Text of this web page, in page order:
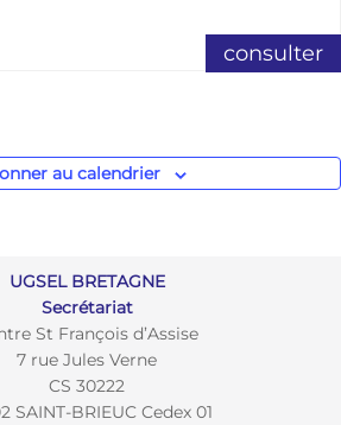
consulter
au calendrier
UGSEL BRETAGNE
Secrétariat
St François d’Assise
7 rue Jules Verne
CS 30222
SAINT-BRIEUC Cedex 01